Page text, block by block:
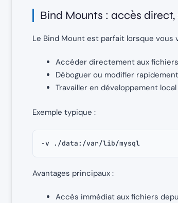
Bind Mounts : accès
Le Bind Mount est parfait lorsque vous
Accéder directement aux
Déboguer ou modifier
Travailler en développement
Exemple typique :
-v ./data:/var/lib/mysql
Avantages principaux :
Accès immédiat aux fichiers